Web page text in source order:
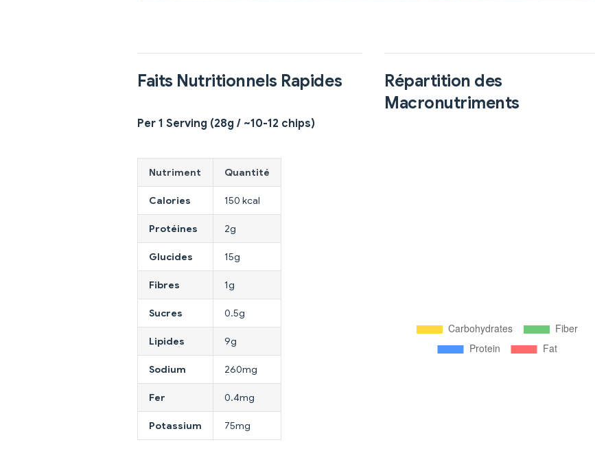
Faits Nutritionnels Rapides
Per 1 Serving (28g / ~10-12 chips)
Nutriment Quantité
Calories 150 kcal
Protéines 2g
Glucides 15g
Fibres 1g
Sucres 0.5g
Lipides 9g
Sodium 260mg
Fer 0.4mg
Potassium 75mg
Répartition des
Macronutriments